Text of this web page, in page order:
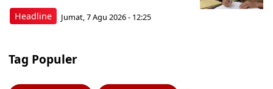
Headline Jumat, 7 Agu 2026 - 12:25
Tag Populer